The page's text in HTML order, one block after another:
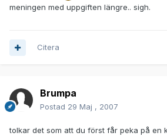
meningen med uppgiften längre.. sigh.
Citera
Brumpa
Postad 29 Maj , 2007
tolkar det som att du först får peka på en